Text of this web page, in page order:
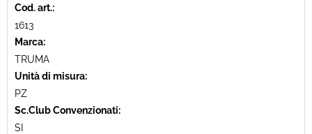
Cod. art.:
1613
Marca:
TRUMA
Unità di misura:
PZ
Sc.Club Convenzionati:
SI